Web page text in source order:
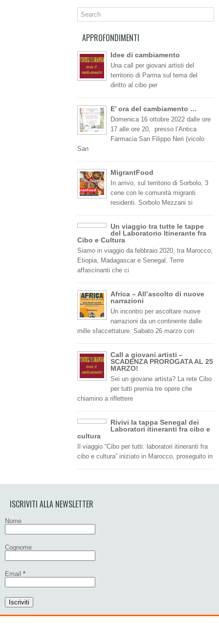
APPROFONDIMENTI
Idee di cambiamento
Una call per giovani artisti del
territorio di Parma sul tema del
diritto al cibo per
E’ ora del cambiamento …
Domenica 16 ottobre 2022 dalle ore
17 alle ore 20, presso l’Antica
Farmacia San Filippo Neri (vicolo
San
MigrantFood
In arrivo, sul territorio di Sorbolo, 3
cene con le comunità migranti
residenti. Sorbolo Mezzani si
Un viaggio tra tutte le tappe
del Laboratorio Itinerante fra
Cibo e Cultura
Siamo in viaggio da febbraio 2020, tra Marocco,
Etiopia, Madagascar e Senegal. Terre
affascinanti che ci
Africa – All’ascolto di nuove
narrazioni
Un incontro per ascoltare nuove
narrazioni da un continente dalle
mille sfaccettature. Sabato 26 marzo con
Call a giovani artisti –
SCADENZA PROROGATA AL 25
MARZO!
Sei un giovane artista? La rete Cibo
per tutti premia tre opere che
chiamino a riflettere
Rivivi la tappa Senegal dei
Laboratori itineranti fra cibo e
cultura
Il viaggio “Cibo per tutti: laboratori itineranti fra
cibo e cultura” iniziato in Marocco, proseguito in
ISCRIVITI ALLA NEWSLETTER
Nome
Cognome
Email *